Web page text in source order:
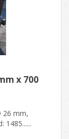
x 700
26 mm,
1485......